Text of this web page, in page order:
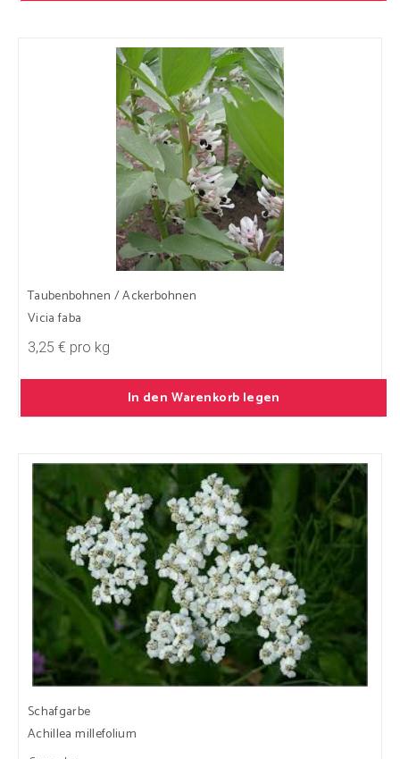
Taubenbohnen / Ackerbohnen
Vicia faba
3,25 € pro kg
In den Warenkorb legen
Schafgarbe
Achillea millefolium